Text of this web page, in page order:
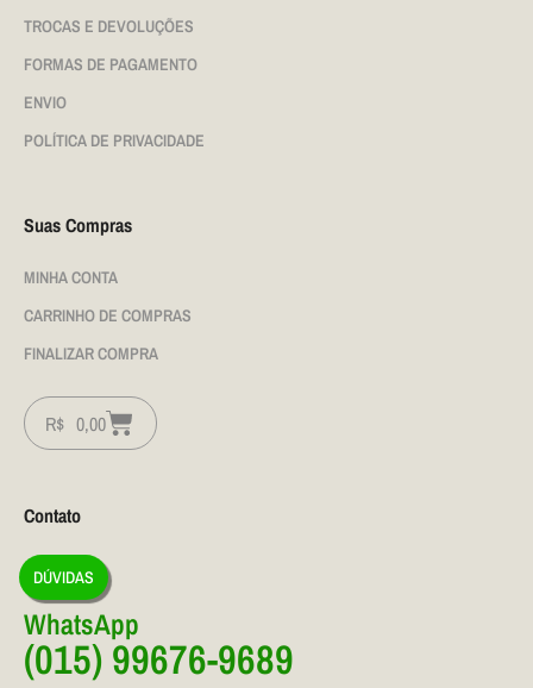
TROCAS E DEVOLUÇÕES
FORMAS DE PAGAMENTO
ENVIO
POLÍTICA DE PRIVACIDADE
Suas Compras
MINHA CONTA
CARRINHO DE COMPRAS
FINALIZAR COMPRA
R$ 0,00
Contato
DÚVIDAS
WhatsApp
(015) 99676-9689